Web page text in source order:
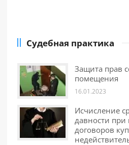
Судебная практика
Защита прав
помещения
16.01.2023
Исчисление
давности
договоров